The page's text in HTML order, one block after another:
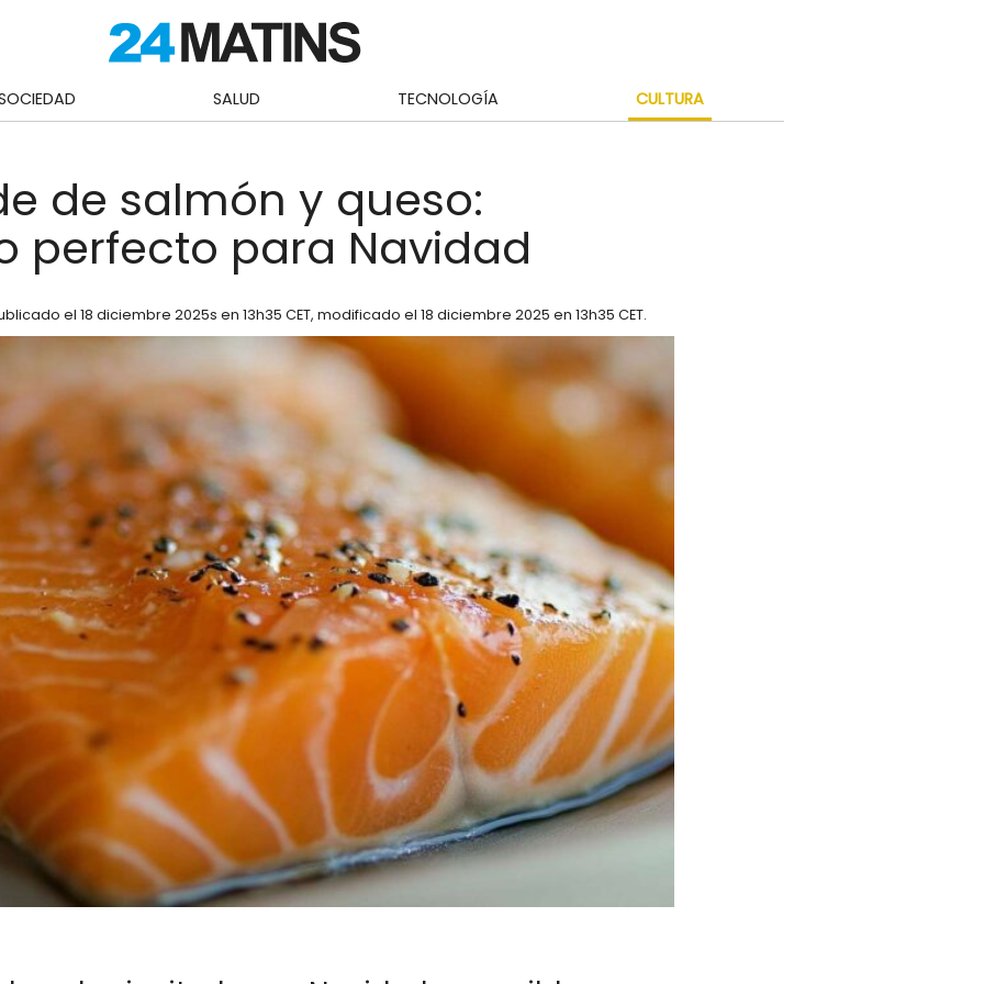
SALUD TECNOLOGÍA CULTURA
de salmón y queso:
perfecto para Navidad
el 18 diciembre 2025s en 13h35 CET, modificado el 18 diciembre 2025 en 13h35 CET.